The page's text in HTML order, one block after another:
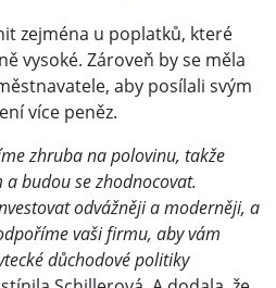
zejména u poplatků, které
vysoké. Zároveň by se měla
aby posílali svým
více peněz.
zhruba na polovinu, takže
a budou se zhodnocovat.
odvážněji a moderněji, a
vaši firmu, aby vám
důchodové politiky